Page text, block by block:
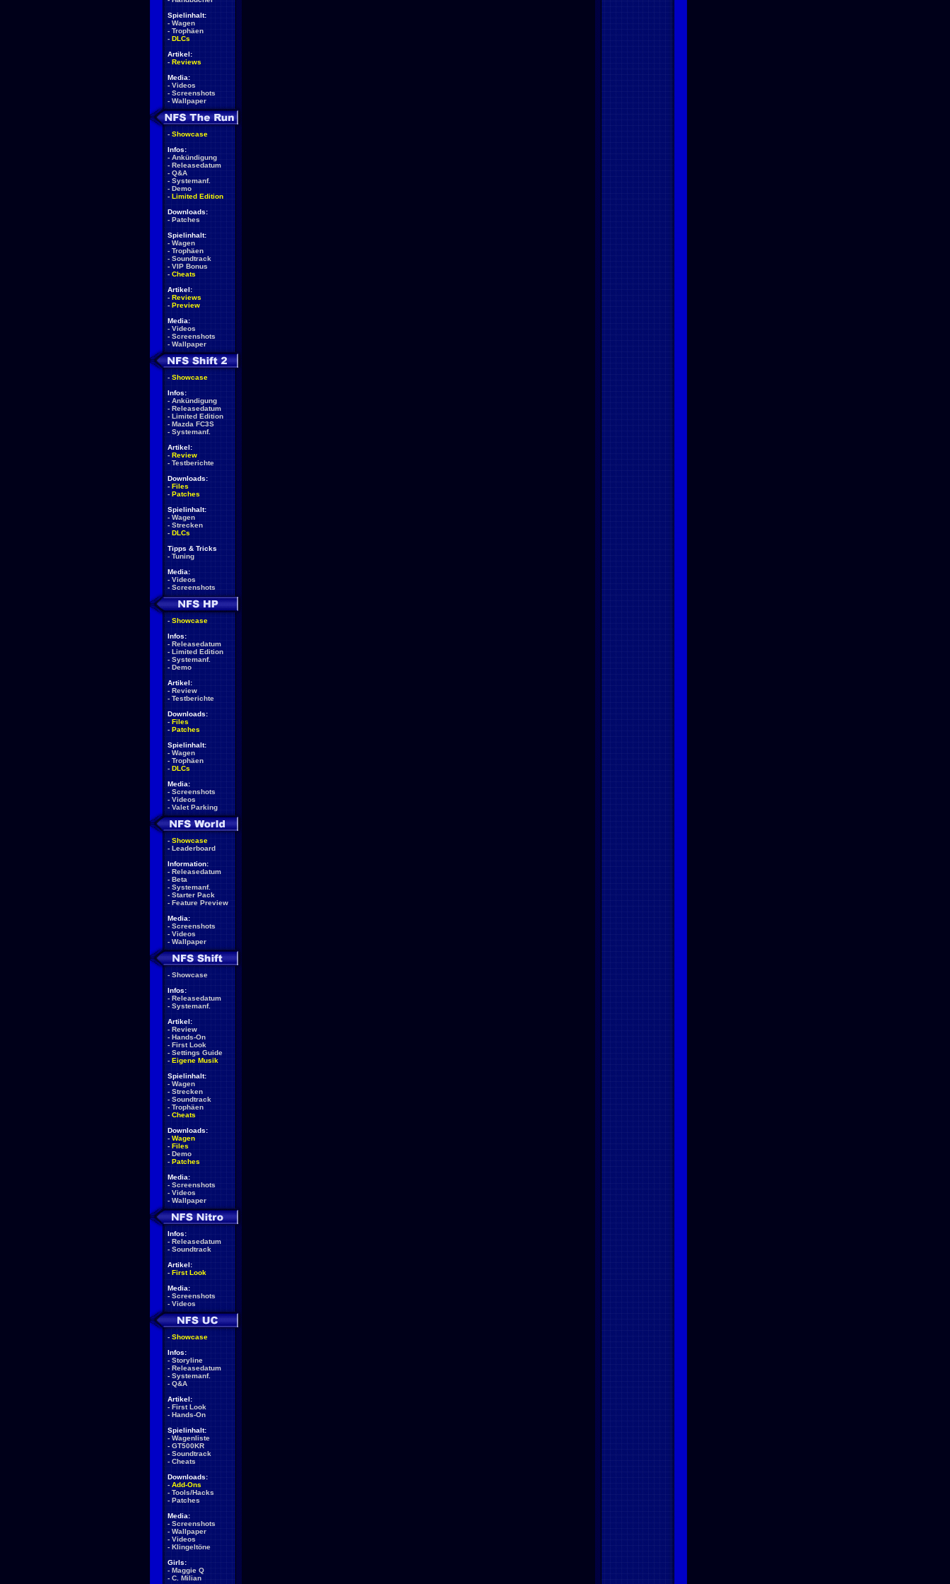
Spielinhalt:
- Wagen
- Trophäen
- DLCs
Artikel:
- Reviews
Media:
- Videos
- Screenshots
- Wallpaper
- Showcase
Infos:
- Ankündigung
- Releasedatum
- Q&A
- Systemanf.
- Demo
- Limited Edition
Downloads:
- Patches
Spielinhalt:
- Wagen
- Trophäen
- Soundtrack
- VIP Bonus
- Cheats
Artikel:
- Reviews
- Preview
Media:
- Videos
- Screenshots
- Wallpaper
- Showcase
Infos:
- Ankündigung
- Releasedatum
- Limited Edition
- Mazda FC3S
- Systemanf.
Artikel:
- Review
- Testberichte
Downloads:
- Files
- Patches
Spielinhalt:
- Wagen
- Strecken
- DLCs
Tipps & Tricks
- Tuning
Media:
- Videos
- Screenshots
- Showcase
Infos:
- Releasedatum
- Limited Edition
- Systemanf.
- Demo
Artikel:
- Review
- Testberichte
Downloads:
- Files
- Patches
Spielinhalt:
- Wagen
- Trophäen
- DLCs
Media:
- Screenshots
- Videos
- Valet Parking
- Showcase
- Leaderboard
Information:
- Releasedatum
- Beta
- Systemanf.
- Starter Pack
- Feature Preview
Media:
- Screenshots
- Videos
- Wallpaper
- Showcase
Infos:
- Releasedatum
- Systemanf.
Artikel:
- Review
- Hands-On
- First Look
- Settings Guide
- Eigene Musik
Spielinhalt:
- Wagen
- Strecken
- Soundtrack
- Trophäen
- Cheats
Downloads:
- Wagen
- Files
- Demo
- Patches
Media:
- Screenshots
- Videos
- Wallpaper
Infos:
- Releasedatum
- Soundtrack
Artikel:
- First Look
Media:
- Screenshots
- Videos
- Showcase
Infos:
- Storyline
- Releasedatum
- Systemanf.
- Q&A
Artikel:
- First Look
- Hands-On
Spielinhalt:
- Wagenliste
- GT500KR
- Soundtrack
- Cheats
Downloads:
- Add-Ons
- Tools/Hacks
- Patches
Media:
- Screenshots
- Wallpaper
- Videos
- Klingeltöne
Girls:
- Maggie Q
- C. Milian